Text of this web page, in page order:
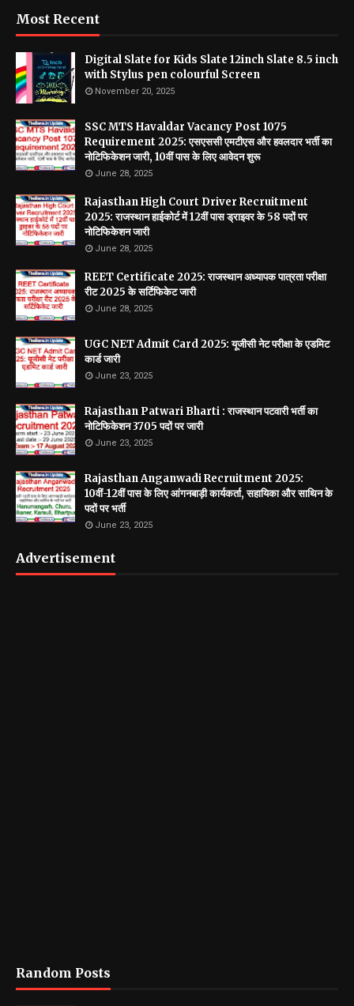
Most Recent
Digital Slate for Kids Slate 12inch Slate 8.5 inch
with Stylus pen colourful Screen
November 20, 2025
SSC MTS Havaldar Vacancy Post 1075
Requirement 2025: एसएससी एमटीएस और हवलदार भर्ती का
नोटिफिकेशन जारी, 10वीं पास के लिए आवेदन शुरू
June 28, 2025
Rajasthan High Court Driver Recruitment
2025: राजस्थान हाईकोर्ट में 12वीं पास ड्राइवर के 58 पदों पर
नोटिफिकेशन जारी
June 28, 2025
REET Certificate 2025: राजस्थान अध्यापक पात्रता परीक्षा
रीट 2025 के सर्टिफिकेट जारी
June 28, 2025
UGC NET Admit Card 2025: यूजीसी नेट परीक्षा के एडमिट
कार्ड जारी
June 23, 2025
Rajasthan Patwari Bharti : राजस्थान पटवारी भर्ती का
नोटिफिकेशन 3705 पदों पर जारी
June 23, 2025
Rajasthan Anganwadi Recruitment 2025:
10वीं-12वीं पास के लिए आंगनबाड़ी कार्यकर्ता, सहायिका और साथिन के
पदों पर भर्ती
June 23, 2025
Advertisement
Random Posts